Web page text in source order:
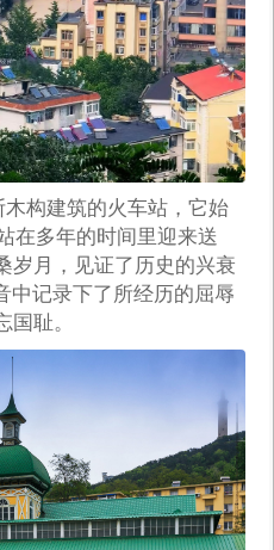
构建筑的火车站，它始
在多年的时间里迎来送
岁月，见证了历史的兴衰
中记录下了所经历的屈辱
耻。